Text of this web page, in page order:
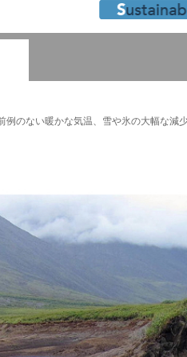
例のない暖かな気温、雪や氷の大幅な